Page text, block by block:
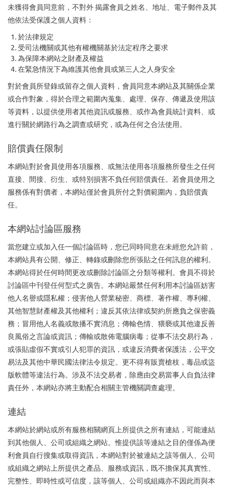
未獲得會員同意前，不對外 揭露會員之姓名、地址、電子郵件及其
他依法受保護之個人資料：
於法律規定
受司法機關或其他有權機關基於法定程序之要求
為保障本網站之財產及權益
在緊急情況下為維護其他會員或第三人之人身安全
對於會員所登錄或留存之個人資料，會員同意本網站及其關係企業
或合作對象，得於合理之範圍內蒐集、處理、保存、傳遞及使用該
等資料，以提供使用者其他資訊或服務、或作為會員統計資料、或
進行關於網路行為之調查或研究，或為任何之合法使用。
賠償責任限制
本網站對於會員使用各項服務、或無法使用各項服務所發生之任何
直接、間接、衍生、或特別損害不負任何賠償責任。若會員使用之
服務係有對價者，本網站僅於會員所付之對價範圍內，負賠償責
任。
本網站討論區服務
當您建立或加入任一個討論區時，您已同時同意在未經您允許前，
本網站具有公開、修正、轉錄或刪除您所張貼之任何訊息的權利。
本網站得於任何時間更改或刪除討論區之分類等權利。會員不得於
討論區中刊登任何型式之廣告。本網站嚴禁任何利用本討論區妨害
他人名譽或隱私權；侵害他人營業秘密、商標、著作權、專利權、
其他智慧財產權及其他權利；違反其依法律或契約所應負之保密義
務；冒用他人名義或散播不實消息；傳輸色情、猥褻或其他違反善
良風俗之言論或資訊；傳輸或散佈電腦病毒；從事不法交易行為，
或張貼虛假不實或引人犯罪的資訊，或違反消費者保護法，公平交
易法及其他中華民國法律法令規定。更不得有販賣槍枝，毒品或盜
版軟體等違法行為。涉及不法交易者，除應由交易當事人自負法律
責任外，本網站亦將主動配合相關主管機關調查處理。
連結
本網站於網站或所有服務相關網頁上所提供之所有連結，可能連結
到其他個人、公司或組織之網站。惟提供該等連結之目的僅係為便
利會員自行搜集或取得資訊，本網站對於被連結之該等個人、公司
或組織之網站上所提供之產品、服務或資訊，既不擔保其真實性、
完整性、即時性或可信度，該等個人、公司或組織亦不因此而與本